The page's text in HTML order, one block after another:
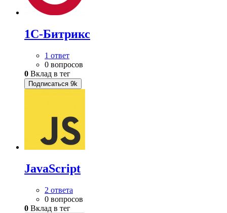
1С-Битрикс
1 ответ
0 вопросов
0 Вклад в тег
Подписаться 9k
JavaScript
2 ответа
0 вопросов
0 Вклад в тег